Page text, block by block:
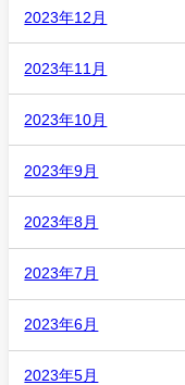
2023年12月
2023年11月
2023年10月
2023年9月
2023年8月
2023年7月
2023年6月
2023年5月